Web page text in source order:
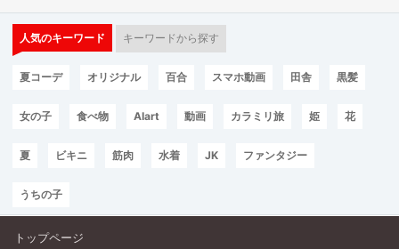
人気のキーワード キーワードから探す
夏コーデ オリジナル 百合 スマホ動画 田舎 黒髪
女の子 食べ物 AIart 動画 カラミリ旅 姫 花
夏 ビキニ 筋肉 水着 JK ファンタジー
うちの子
トップページ